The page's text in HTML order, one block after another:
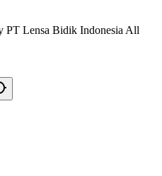
Lensa Bidik Indonesia All